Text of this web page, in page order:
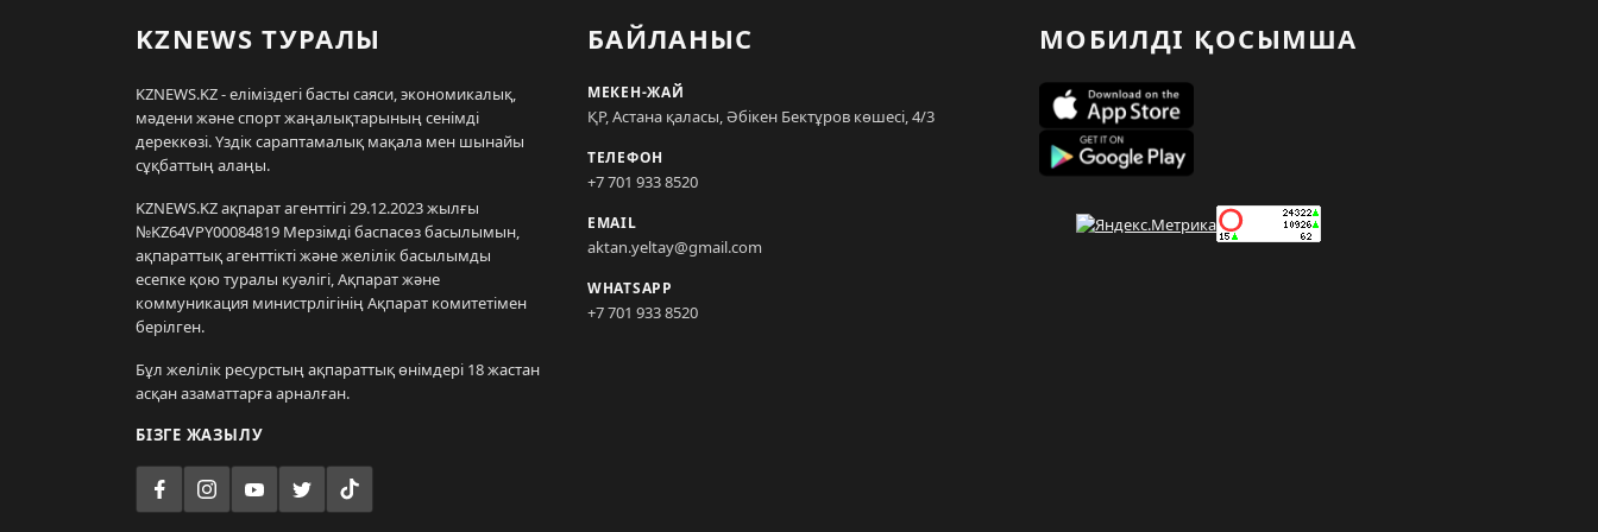
KZNEWS ТУРАЛЫ
KZNEWS.KZ - еліміздегі басты саяси, экономикалық,
мәдени және спорт жаңалықтарының сенімді
дереккөзі. Үздік сараптамалық мақала мен шынайы
сұқбаттың алаңы.
KZNEWS.KZ ақпарат агенттігі 29.12.2023 жылғы
№KZ64VPY00084819 Мерзімді баспасөз басылымын,
ақпараттық агенттікті және желілік басылымды
есепке қою туралы куәлігі, Ақпарат және
коммуникация министрлігінің Ақпарат комитетімен
берілген.
Бұл желілік ресурстың ақпараттық өнімдері 18 жастан
асқан азаматтарға арналған.
БІЗГЕ ЖАЗЫЛУ
БАЙЛАНЫС
МЕКЕН-ЖАЙ
ҚР, Астана қаласы, Әбікен Бектұров көшесі, 4/3
ТЕЛЕФОН
+7 701 933 8520
EMAIL
aktan.yeltay@gmail.com
WHATSAPP
+7 701 933 8520
МОБИЛДІ ҚОСЫМША